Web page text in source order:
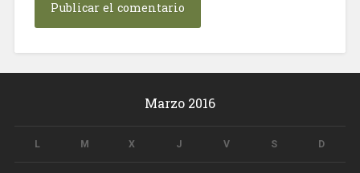
Marzo 2016
L M X J V S D